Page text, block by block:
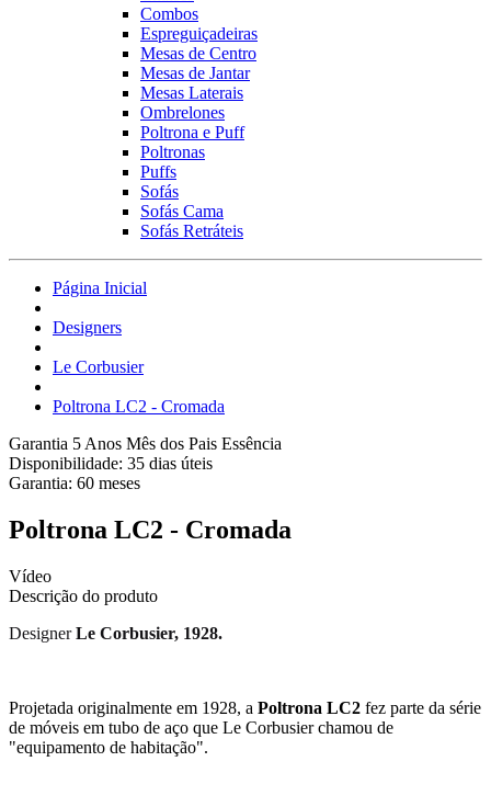
Combos
Espreguiçadeiras
Mesas de Centro
Mesas de Jantar
Mesas Laterais
Ombrelones
Poltrona e Puff
Poltronas
Puffs
Sofás
Sofás Cama
Sofás Retráteis
Página Inicial
Designers
Le Corbusier
Poltrona LC2 - Cromada
Garantia 5 Anos Mês dos Pais Essência
Disponibilidade: 35 dias úteis
Garantia: 60 meses
Poltrona LC2 - Cromada
Vídeo
Descrição do produto
DesignerLe Corbusier, 1928.
Projetada originalmente em 1928, a Poltrona LC2 fez parte da série
de móveis em tubo de aço que Le Corbusier chamou de
"equipamento de habitação".